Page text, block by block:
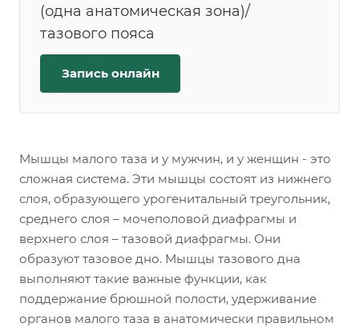
(одна анатомическая зона)/
тазового пояса
Запись онлайн
Мышцы малого таза и у мужчин, и у женщин - это
сложная система. Эти мышцы состоят из нижнего
слоя, образующего урогенитальный треугольник,
среднего слоя – мочеполовой диафрагмы и
верхнего слоя – тазовой диафрагмы. Они
образуют тазовое дно. Мышцы тазового дна
выполняют такие важные функции, как
поддержание брюшной полости, удерживание
органов малого таза в анатомически правильном